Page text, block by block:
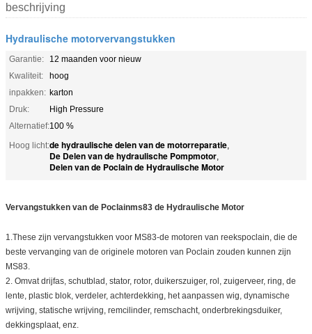
beschrijving
Hydraulische motorvervangstukken
Garantie:
12 maanden voor nieuw
Kwaliteit:
hoog
inpakken: karton
Druk:
High Pressure
Alternatief:100 %
Hoog licht:de hydraulische delen van de motorreparatie,
De Delen van de hydraulische Pompmotor,
Delen van de Poclain de Hydraulische Motor
Vervangstukken van de Poclainms83 de Hydraulische Motor
1.These zijn vervangstukken voor MS83-de motoren van reekspoclain, die de
beste vervanging van de originele motoren van Poclain zouden kunnen zijn
MS83.
2. Omvat drijfas, schutblad, stator, rotor, duikerszuiger, rol, zuigerveer, ring, de
lente, plastic blok, verdeler, achterdekking, het aanpassen wig, dynamische
wrijving, statische wrijving, remcilinder, remschacht, onderbrekingsduiker,
dekkingsplaat, enz.